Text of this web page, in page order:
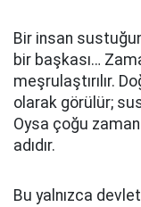
Bir insan
bir başkası…
meşrulaştırılır.
olarak görülür;
Oysa çoğu
adıdır.
Bu yalnızca